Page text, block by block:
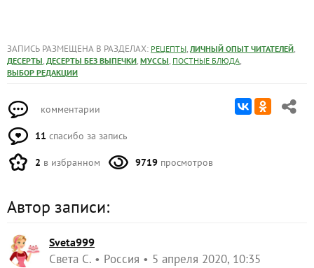
ЗАПИСЬ РАЗМЕЩЕНА В РАЗДЕЛАХ: РЕЦЕПТЫ, ЛИЧНЫЙ ОПЫТ ЧИТАТЕЛЕЙ,
ДЕСЕРТЫ, ДЕСЕРТЫ БЕЗ ВЫПЕЧКИ, МУССЫ, ПОСТНЫЕ БЛЮДА,
ВЫБОР РЕДАКЦИИ
комментарии
11 спасибо за запись
2 в избранном 9719 просмотров
Автор записи:
Sveta999
Света С. Россия 5 апреля 2020, 10:35